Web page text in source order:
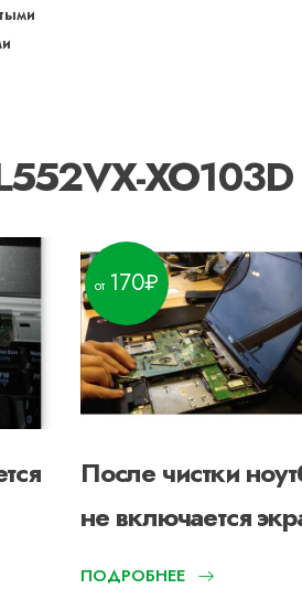
XO103D
После чистки
не включается
170
ПОДРОБНЕЕ